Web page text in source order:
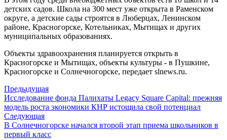
детских садов. Школа на 300 мест уже открыта в Раменском
округе, а детские сады строятся в Люберцах, Ленинском
районе, Красногорске, Котельниках, Мытищах и других
муниципальных образованиях.
Объекты здравоохранения планируется открыть в
Красногорске и Мытищах, объекты культуры - в Пушкине,
Красногорске и Солнечногорске, передает slnews.ru.
Предыдущая
Исследование фонда Палихаты Legacy Square Capital: прежняя
модель роста экономики КНР истощила свой потенциал
Следующая
В Солнечногорске начался второй этап приема школьников в
первый класс